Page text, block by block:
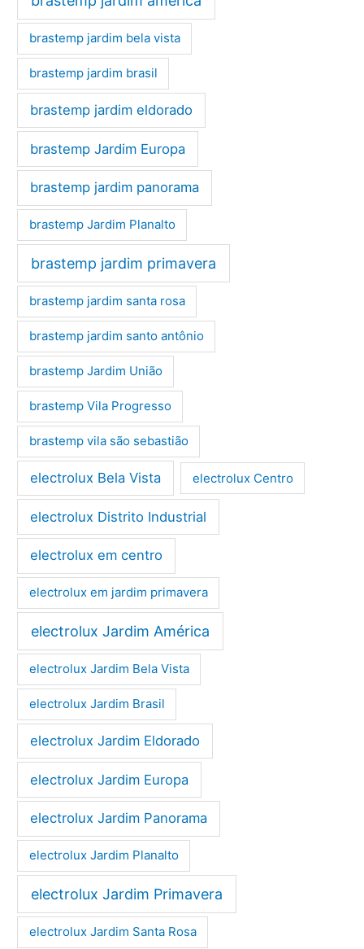
brastemp jardim bela vista
brastemp jardim brasil
brastemp jardim eldorado
brastemp Jardim Europa
brastemp jardim panorama
brastemp Jardim Planalto
brastemp jardim primavera
brastemp jardim santa rosa
brastemp jardim santo antônio
brastemp Jardim União
brastemp Vila Progresso
brastemp vila são sebastião
electrolux Bela Vista electrolux Centro
electrolux Distrito Industrial
electrolux em centro
electrolux em jardim primavera
electrolux Jardim América
electrolux Jardim Bela Vista
electrolux Jardim Brasil
electrolux Jardim Eldorado
electrolux Jardim Europa
electrolux Jardim Panorama
electrolux Jardim Planalto
electrolux Jardim Primavera
electrolux Jardim Santa Rosa